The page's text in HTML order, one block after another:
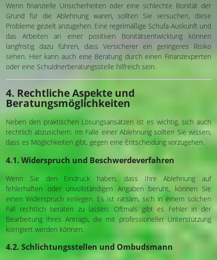
Wenn finanzielle Unsicherheiten oder eine schlechte Bonität der
Grund für die Ablehnung waren, sollten Sie versuchen, diese
Probleme gezielt anzugehen. Eine regelmäßige Schufa-Auskunft und
das Arbeiten an einer positiven Bonitätsentwicklung können
langfristig dazu führen, dass Versicherer ein geringeres Risiko
sehen. Hier kann auch eine Beratung durch einen Finanzexperten
oder eine Schuldnerberatungsstelle hilfreich sein.
4. Rechtliche Aspekte und
Beratungsmöglichkeiten
Neben den praktischen Lösungsansätzen ist es wichtig, sich auch
rechtlich abzusichern. Im Falle einer Ablehnung sollten Sie wissen,
dass es Möglichkeiten gibt, gegen eine Entscheidung vorzugehen.
4.1. Widerspruch und Beschwerdeverfahren
Wenn Sie den Eindruck haben, dass Ihre Ablehnung auf
fehlerhaften oder unvollständigen Angaben beruht, können Sie
einen Widerspruch einlegen. Es ist ratsam, sich in einem solchen
Fall rechtlich beraten zu lassen. Oftmals gibt es Fehler in der
Bearbeitung Ihres Antrags, die mit professioneller Unterstützung
korrigiert werden können.
4.2. Schlichtungsstellen und Ombudsmann